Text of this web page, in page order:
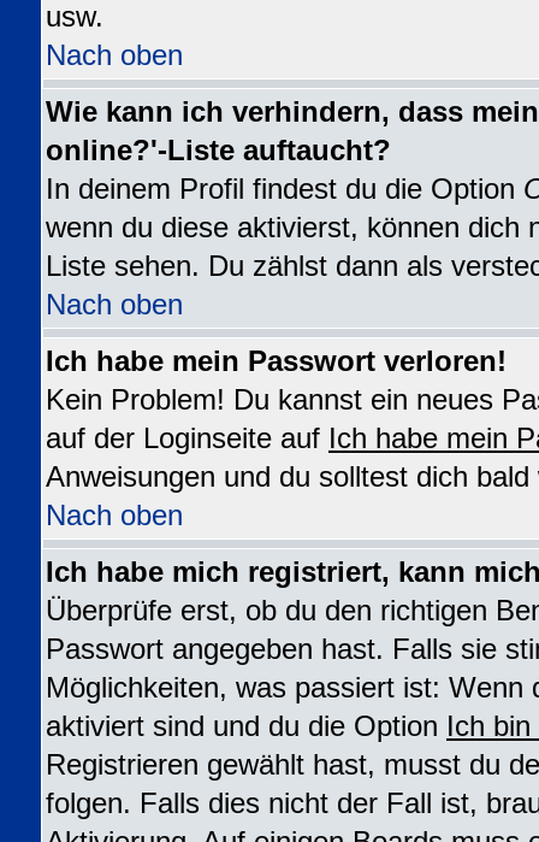
usw.
Nach oben
Wie kann ich verhindern, dass
online?'-Liste auftaucht?
In deinem Profil findest du die Option
wenn du diese aktivierst, können dich
Liste sehen. Du zählst dann als
Nach oben
Ich habe mein Passwort verloren!
Kein Problem! Du kannst ein neues
auf der Loginseite auf Ich habe mein
Anweisungen und du solltest dich
Nach oben
Ich habe mich registriert, kann
Überprüfe erst, ob du den richtigen
Passwort angegeben hast. Falls sie
Möglichkeiten, was passiert ist: Wenn
aktiviert sind und du die Option Ich
Registrieren gewählt hast, musst du
folgen. Falls dies nicht der Fall ist,